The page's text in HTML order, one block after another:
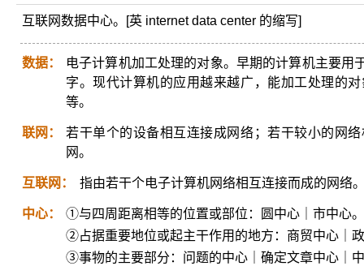
互联网数据中心。[英 internet data center 的缩写]
数据：
电子计算机加工处理的对象。早期的计算机主要用
字。现代计算机的应用越来越广，能加工处理的
等。
联网：
若干单个的设备相互连接成网络；若干较小的网
网。
互联网： 指由若干个电子计算机网络相互连接而成的网络
中心：
①与四周距离相等的位置或部位：圆中心｜市中心。
②占据重要地位或起主干作用的地方：商贸中心｜
③事物的主要部分：问题的中心｜确定文章中心｜